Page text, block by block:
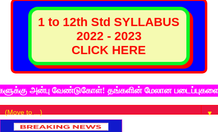
1 to 12th Std SYLLABUS
2022 - 2023
CLICK HERE
வேண்டுகோள்! தங்களின் மேலான படைப்புகளை
▼